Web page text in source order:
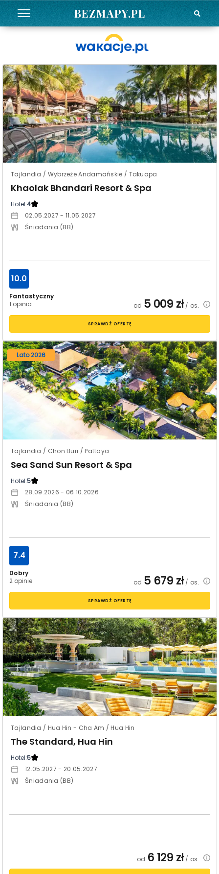
BEZMAPY.PL
Tajlandia / Wybrzeże Andamańskie / Takuapa
Khaolak Bhandari Resort & Spa
Hotel:4
02.05.2027 - 11.05.2027
Śniadania (BB)
Fantastyczny
1 opinia
10.0
od 5 009 zł/ os.
SPRAWDŹ OFERTĘ
Lato 2026
Tajlandia / Chon Buri / Pattaya
Sea Sand Sun Resort & Spa
Hotel:5
28.09.2026 - 06.10.2026
Śniadania (BB)
Dobry
2 opinie
7.4
od 5 679 zł/ os.
SPRAWDŹ OFERTĘ
Tajlandia / Hua Hin - Cha Am / Hua Hin
The Standard, Hua Hin
Hotel:5
12.05.2027 - 20.05.2027
Śniadania (BB)
od 6 129 zł/ os.